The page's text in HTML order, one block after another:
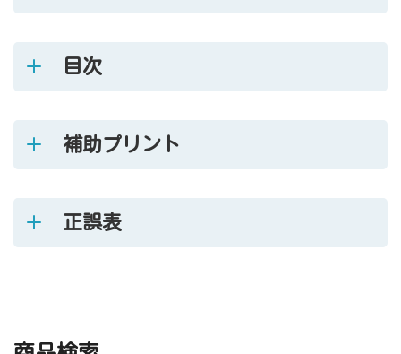
目次
補助プリント
正誤表